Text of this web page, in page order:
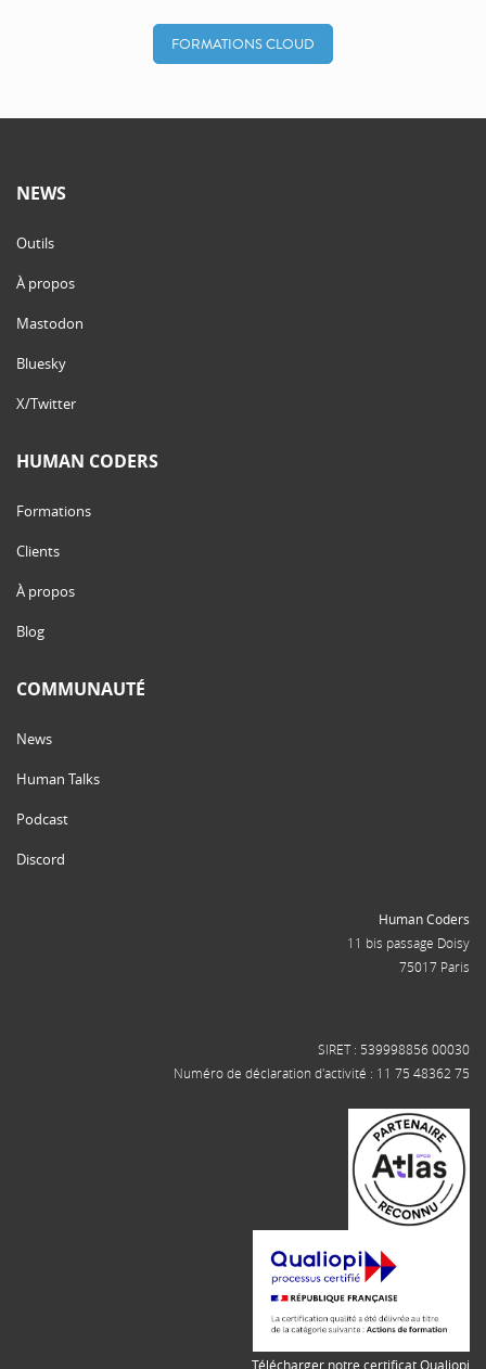
FORMATIONS CLOUD
NEWS
Outils
À propos
Mastodon
Bluesky
X/Twitter
HUMAN CODERS
Formations
Clients
À propos
Blog
COMMUNAUTÉ
News
Human Talks
Podcast
Discord
Human Coders
11 bis passage Doisy
75017 Paris
SIRET : 539998856 00030
Numéro de déclaration d'activité : 11 75 48362 75
Télécharger notre certificat Qualiopi